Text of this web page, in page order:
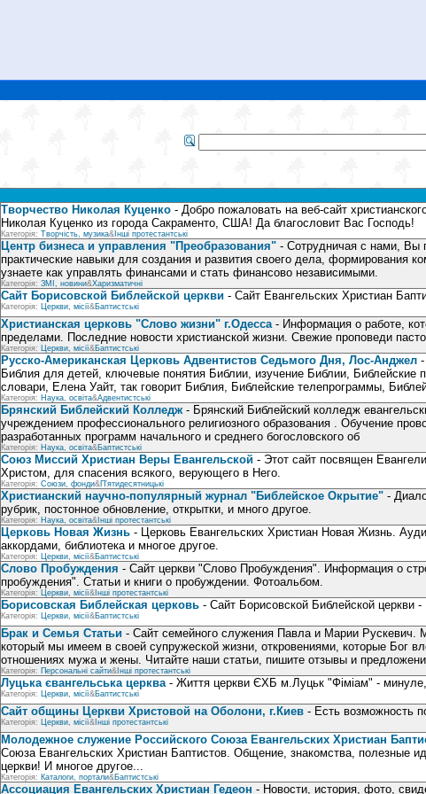
Творчество Николая Куценко - Добро пожаловать на веб-сайт
Николая Куценко из города Сакраменто, США! Да благословит Вас Господь!
Категорія: Творчість, музика& Інші протестантські
Центр бизнеса и управления "Преобразования" - Сотрудничая с нами, Вы
практические навыки для создания и развития своего дела, формирования
узнаете как управлять финансами и стать финансово независимыми.
Категорія: ЗМІ, новини&Харизматичні
Сайт Борисовской Библейской церкви - Сайт Евангельских Христиан
Категорія: Церкви, місії&Баптистські
Христианская церковь "Слово жизни" г.Одесса- Информация о работе,
пределами. Последние новости христианской жизни. Свежие проповеди
Категорія: Церкви, місії&Баптистські
Русско-Американская Церковь Адвентистов Седьмого Дня, Лос-Анджел
Библия для детей, ключевые понятия Библии, изучение Библии, Библейские
словари, Елена Уайт, так говорит Библия, Библейские телепрограммы,
Категорія: Наука, освіта&Адвентистські
Брянский Библейский Колледж- Брянский Библейский колледж
учреждением профессионального религиозного образования . Обучение
разработанных программ начального и среднего богословского об
Категорія: Наука, освіта&Баптистські
Союз Миссий Христиан Веры Евангельской - Этот сайт посвящен
Христом, для спасения всякого, верующего в Него.
Категорія: Союзи, фонди&П’ятидесятницькі
Христианский научно-популярный журнал "Библейское Окрытие" -
рубрик, постонное обновление, открытки, и много другое.
Категорія: Наука, освіта& Інші протестантські
Церковь Новая Жизнь - Церковь Евангельских Христиан Новая Жизнь.
аккордами, библиотека и многое другое.
Категорія: Церкви, місії&Баптистські
Слово Пробуждения - Сайт церкви "Слово Пробуждения". Информация о
пробуждения". Статьи и книги о пробуждении. Фотоальбом.
Категорія: Церкви, місії& Інші протестантські
Борисовская Библейская церковь - Сайт Борисовской Библейской церкви
Категорія: Церкви, місії&Баптистські
Брак и Семья Статьи - Сайт семейного служения Павла и Марии
который мы имеем в своей супружеской жизни, откровениями, которые Бог
отношениях мужа и жены. Читайте наши статьи, пишите отзывы и предложени
Категорія: Персональні сайти& Інші протестантські
Луцька євангельська церква - Життя церкви ЄХБ м.Луцьк "Фіміам" - минуле,
Категорія: Церкви, місії&Баптистські
Сайт общины Церкви Христовой на Оболони, г.Киев - Есть возможность
Категорія: Церкви, місії& Інші протестантські
Молодежное служение Российского Союза Евангельских Христиан
Союза Евангельских Христиан Баптистов. Общение, знакомства, полезные
церкви! И многое другое...
Категорія: Каталоги, портали&Баптистські
Ассоциация Евангельских Христиан Гедеон - Новости, история, фото,